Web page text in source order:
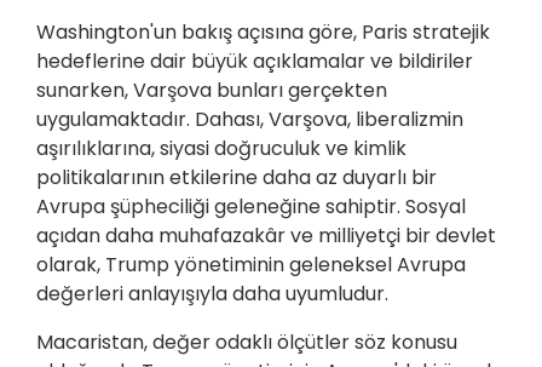
Washington'un bakış açısına göre, Paris stratejik
hedeflerine dair büyük açıklamalar ve bildiriler
sunarken, Varşova bunları gerçekten
uygulamaktadır. Dahası, Varşova, liberalizmin
aşırılıklarına, siyasi doğruculuk ve kimlik
politikalarının etkilerine daha az duyarlı bir
Avrupa şüpheciliği geleneğine sahiptir. Sosyal
açıdan daha muhafazakâr ve milliyetçi bir devlet
olarak, Trump yönetiminin geleneksel Avrupa
değerleri anlayışıyla daha uyumludur.
Macaristan, değer odaklı ölçütler söz konusu